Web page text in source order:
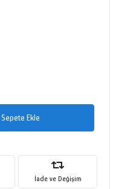
Sepete Ekle
İade ve Değişim